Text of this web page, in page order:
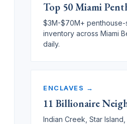
Top 50 Miami
$3M-$70M+
inventory across Miami
daily.
ENCLAVES →
11 Billionaire
Indian Creek, Star Island,